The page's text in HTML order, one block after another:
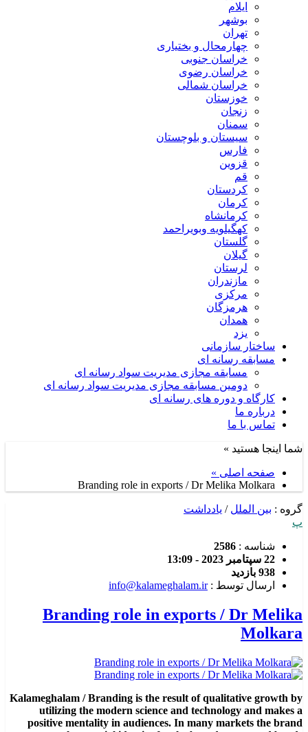
ایلام
بوشهر
تهران
چهارمحال و بختیاری
خراسان جنوبی
خراسان رضوی
خراسان شمالی
خوزستان
زنجان
سمنان
سیستان و بلوچستان
فارس
قزوین
قم
کردستان
کرمان
کرمانشاه
کهگیلویه وبویراحمد
گلستان
گیلان
لرستان
مازندران
مرکزی
هرمزگان
همدان
یزد
ساختار سازمانی
مسابقه رسانه ای
مسابقه مجازی مدیریت سواد رسانه ای
دومین مسابقه مجازی مدیریت سواد رسانه ای
کارگاه و دوره های رسانه ای
درباره ما
تماس با ما
شما اینجا هستید »
صفحه اصلی »
Branding role in exports / Dr Melika Molkara
گروه : بین الملل / یادداشت
پ
شناسه : 2586
22 سپتامبر 2023 - 13:09
938 بازدید
ارسال توسط :info@kalameghalam.ir
Branding role in exports / Dr Melika
Molkara
Kalameghalam / Branding is the result of qualitative growth by
utilizing the modern science and technology and makes a
positive mentality in audiences. In many markets the brand